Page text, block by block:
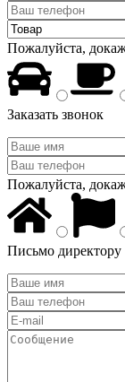
Пожалуйста,
Заказать звонок
Пожалуйста,
Письмо директору